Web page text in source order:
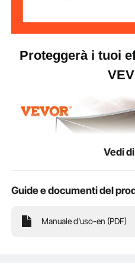
Proteggerà i tuoi
Vedi
Guide e documenti del
Manuale d'uso-en (PDF)